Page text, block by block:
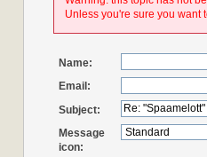
Unless you're sure you want
Name:
Email:
Subject:
Message
icon: